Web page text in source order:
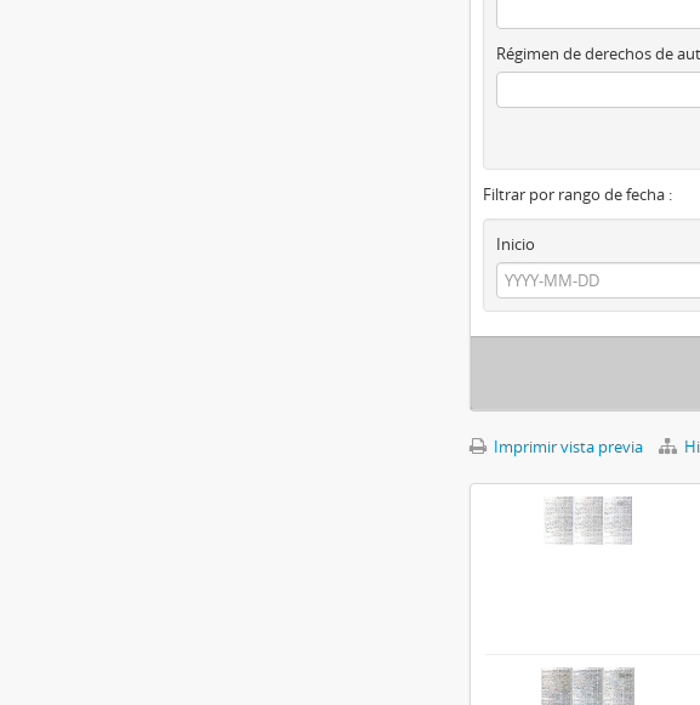
Régimen de derechos de
Filtrar por rango de fecha :
Inicio
Imprimir vista previa